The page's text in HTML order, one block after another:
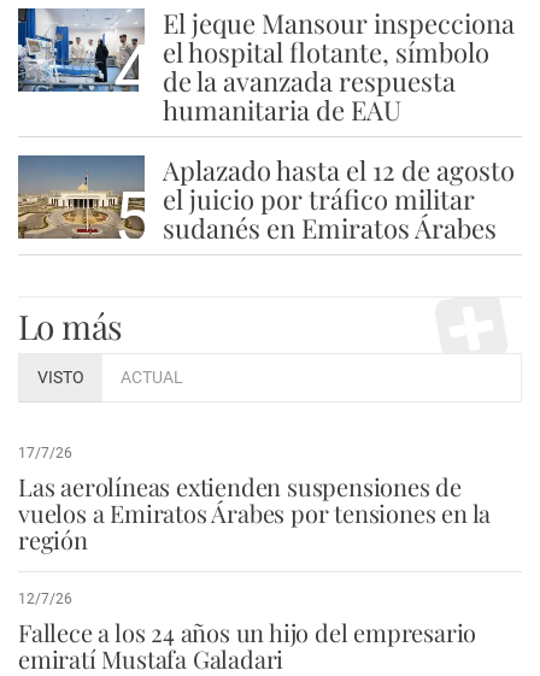
4
El jeque Mansour inspecciona
el hospital flotante, símbolo
de la avanzada respuesta
humanitaria de EAU
5
Aplazado hasta el 12 de agosto
el juicio por tráfico militar
sudanés en Emiratos Árabes
Lo más
VISTO ACTUAL
17/7/26
Las aerolíneas extienden suspensiones de
vuelos a Emiratos Árabes por tensiones en la
región
12/7/26
Fallece a los 24 años un hijo del empresario
emiratí Mustafa Galadari